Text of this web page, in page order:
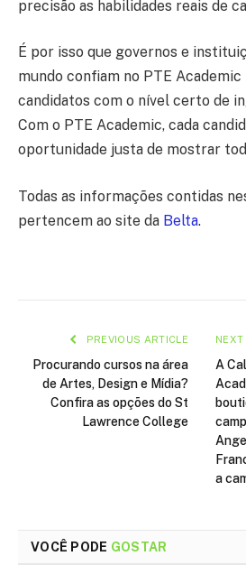
precisão as habilidades reais de
É por isso que governos e
mundo confiam no PTE
candidatos com o nível certo de
Com o PTE Academic, cada
oportunidade justa de mostrar
Todas as informações contidas
pertencem ao site da Belta.
PREVIOUS ARTICLE
Procurando cursos na área
de Artes, Design e Mídia?
Confira as opções do St
Lawrence College
NEXT
A
a
VOCÊ PODE GOSTAR